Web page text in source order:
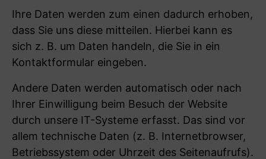
Ihre Daten werden zum einen dadurch erhoben,
dass Sie uns diese mitteilen. Hierbei kann es
sich z. B. um Daten handeln, die Sie in ein
Kontaktformular eingeben.
Andere Daten werden automatisch oder nach
Ihrer Einwilligung beim Besuch der Website
durch unsere IT-Systeme erfasst. Das sind vor
allem technische Daten (z. B. Internetbrowser,
Betriebssystem oder Uhrzeit des Seitenaufrufs).